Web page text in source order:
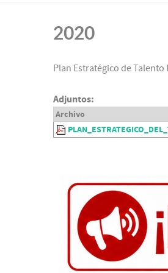
2020
Plan Estratégico de Talento
Adjuntos:
Archivo